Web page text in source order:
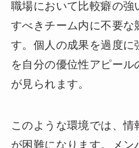
職場において比較癖の強
すべきチーム内に不要な
す。個人の成果を過度に
を自分の優位性アピー
が見られます。
このような環境では、
が困難になります。メン